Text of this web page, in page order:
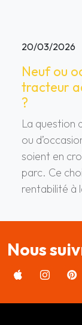
20/03/2026
Neuf ou
tracteur
?
La question
ou
soient en
parc. Ce
rentabilité à
Nous